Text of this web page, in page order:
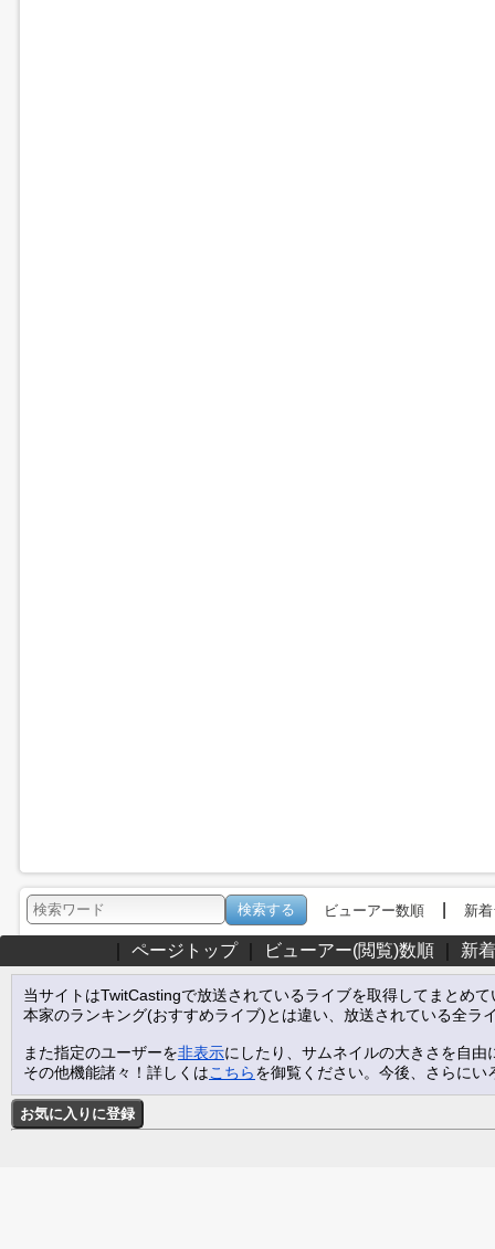
ビューアー数順| 新
ページトップ｜ ビューアー(閲覧)数順｜ 新
当サイトはTwitCastingで放送されているライブを取得してまとめ
本家のランキング(おすすめライブ)とは違い、放送されている全ラ
また指定のユーザーを非表示にしたり、サムネイルの大きさを自
その他機能諸々！詳しくはこちらを御覧ください。今後、さらに